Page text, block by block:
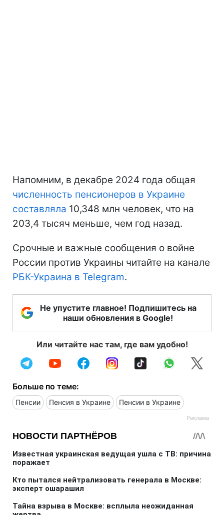
Напомним, в декабре 2024 года общая
численность пенсионеров в Украине
составляла 10,348 млн человек, что на
203,4 тысяч меньше, чем год назад.
Срочные и важные сообщения о войне
России против Украины читайте на канале
РБК-Украина в Telegram.
Не упустите главное! Подпишитесь на
наши обновления в Google!
Или читайте нас там, где вам удобно!
Больше по теме:
Пенсии Пенсия в Украине Пенсии в Украине